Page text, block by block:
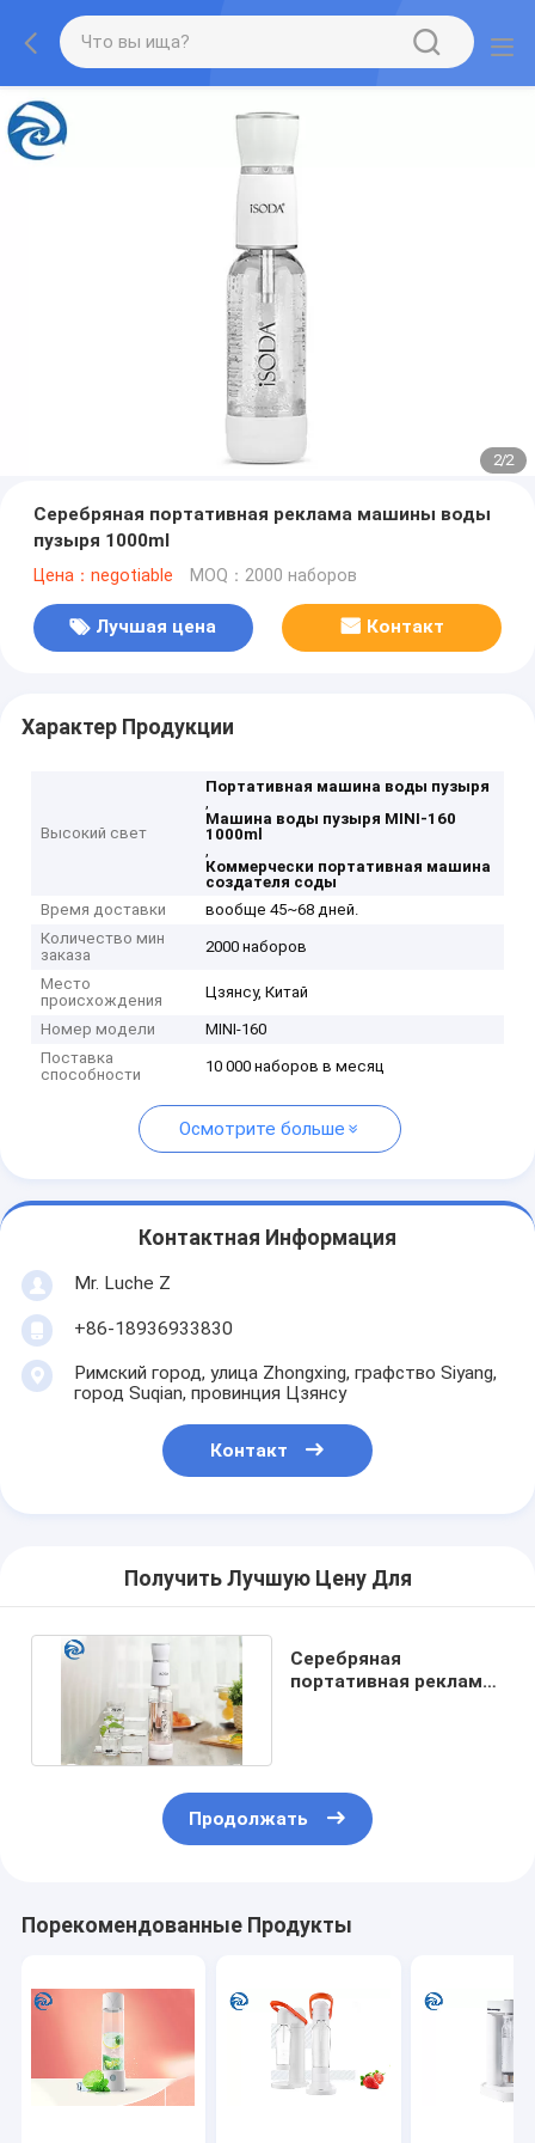
2/2
Серебряная портативная реклама машины воды
пузыря 1000ml
Цена：negotiable MOQ：2000 наборов
Лучшая цена Контакт
Характер Продукции
Высокий свет
Портативная машина воды пузыря
,
Машина воды пузыря MINI-160
1000ml
,
Коммерчески портативная машина
создателя соды
Время доставки
вообще 45~68 дней.
Количество мин
заказа
2000 наборов
Место
происхождения
Цзянсу, Китай
Номер модели
MINI-160
Поставка
способности
10 000 наборов в месяц
Осмотрите больше
Контактная Информация
Mr. Luche Z
+86-18936933830
Римский город, улица Zhongxing, графство Siyang,
город Suqian, провинция Цзянсу
Контакт
Получить Лучшую Цену Для
Серебряная
портативная реклама
Продолжать
Порекомендованные Продукты